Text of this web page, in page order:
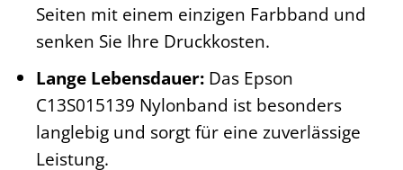
Seiten mit einem einzigen Farbband und
senken Sie Ihre Druckkosten.
Lange Lebensdauer:Das Epson
C13S015139 Nylonband ist besonders
langlebig und sorgt für eine zuverlässige
Leistung.